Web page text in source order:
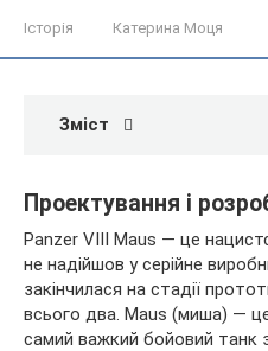
Історія Катерина Моця
Зміст
Проектування і
Panzer VIII Maus — це
не надійшов у серійне
закінчилася на стадії
всього два. Maus (миша) —
самий важкий бойовий танк